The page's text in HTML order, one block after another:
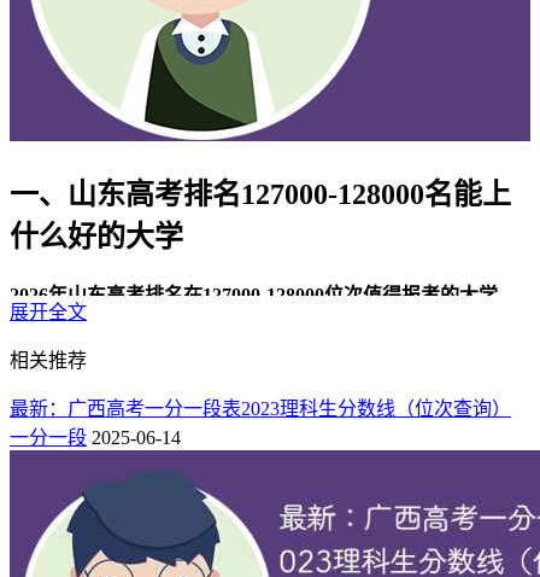
一、山东高考排名127000-128000名能上
什么好的大学
2026年山东高考排名在127000-128000位次值得报考的大学
有：
省外：中国民用航空飞行学院、湖北经济学院、上海电机学
院、安徽医科大学、成都中医药大学。
二、山东高考位次127000-128000可以上
的大学名单（5所）
据2025年山东高考一分一段表得知：2025年山东高考位次在
展开全文
相关推荐
最新：广西高考一分一段表2023理科生分数线（位次查询）
一分一段 2025-06-14